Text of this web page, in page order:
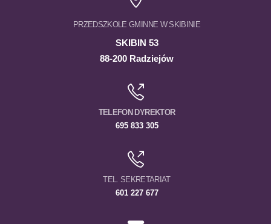
PRZEDSZKOLE GMINNE W SKIBINIE
SKIBIN 53
88-200 Radziejów
TELEFON DYREKTOR
695 833 305
TEL. SEKRETARIAT
601 227 677